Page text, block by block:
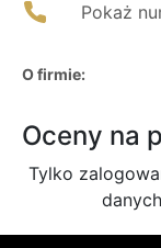
Pokaż
O firmie:
Oceny na
Tylko